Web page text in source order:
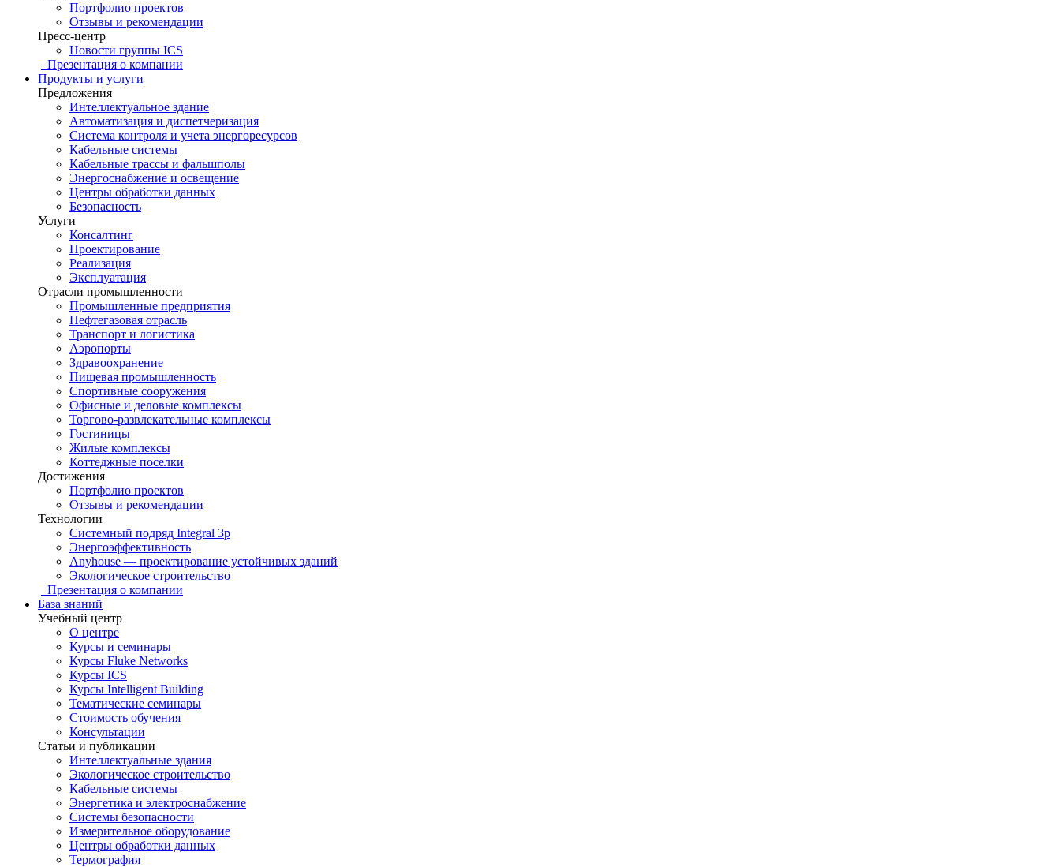
Портфолио проектов
Отзывы и рекомендации
Пресс-центр
Новости группы ICS
Презентация о компании
Продукты и услуги
Предложения
Интеллектуальное здание
Автоматизация и диспетчеризация
Система контроля и учета энергоресурсов
Кабельные системы
Кабельные трассы и фальшполы
Энергоснабжение и освещение
Центры обработки данных
Безопасность
Услуги
Консалтинг
Проектирование
Реализация
Эксплуатация
Отрасли промышленности
Промышленные предприятия
Нефтегазовая отрасль
Транспорт и логистика
Аэропорты
Здравоохранение
Пищевая промышленность
Спортивные сооружения
Офисные и деловые комплексы
Торгово-развлекательные комплексы
Гостиницы
Жилые комплексы
Коттеджные поселки
Достижения
Портфолио проектов
Отзывы и рекомендации
Технологии
Системный подряд Integral 3p
Энергоэффективность
Anyhouse — проектирование устойчивых зданий
Экологическое строительство
Презентация о компании
База знаний
Учебный центр
О центре
Курсы и семинары
Курсы Fluke Networks
Курсы ICS
Курсы Intelligent Building
Тематические семинары
Стоимость обучения
Консультации
Статьи и публикации
Интеллектуальные здания
Экологическое строительство
Кабельные системы
Энергетика и электроснабжение
Системы безопасности
Измерительное оборудование
Центры обработки данных
Термография